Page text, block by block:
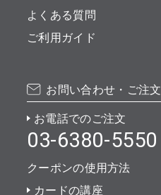
よくある質問
ご利用ガイド
お問い合わせ・ご注文
お電話でのご注文
03-6380-5550
クーポンの使用方法
カードの講座